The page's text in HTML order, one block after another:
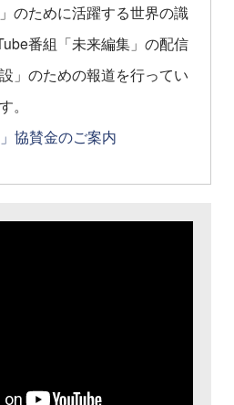
のために活躍する世界の識
番組「未来編集」の配信
」のための報道を行ってい
。
協賛金のご案内